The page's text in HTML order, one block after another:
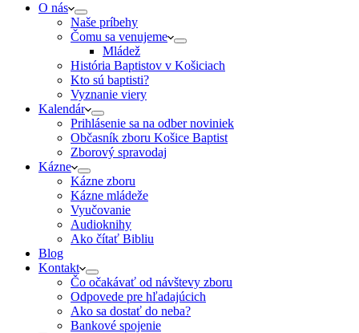
O nás
Naše príbehy
Čomu sa venujeme
Mládež
História Baptistov v Košiciach
Kto sú baptisti?
Vyznanie viery
Kalendár
Prihlásenie sa na odber noviniek
Občasník zboru Košice Baptist
Zborový spravodaj
Kázne
Kázne zboru
Kázne mládeže
Vyučovanie
Audioknihy
Ako čítať Bibliu
Blog
Kontakt
Čo očakávať od návštevy zboru
Odpovede pre hľadajúcich
Ako sa dostať do neba?
Bankové spojenie